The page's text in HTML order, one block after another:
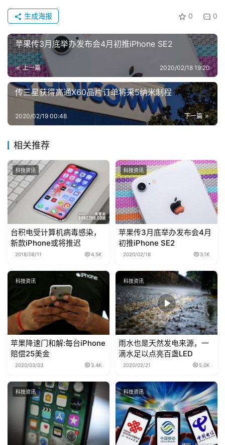
主
机
推
荐
登录
0 0
生成海报
苹果传3月底举办发布会4月初推iPhone SE2
上一篇 2020/02/18 19:20
传三星获得高通X60晶片订单将采5纳米制程
下一篇
2020/02/19 00:48
相关推荐
科技资讯
台积电受计算机病毒感染，
新款iPhone或将推迟
2018/08/11 4.5K
科技资讯
苹果传3月底举办发布会4月
初推iPhone SE2
2020/02/18 3.1K
科技资讯
苹果降速门和解:每台iPhone
赔偿25美金
2020/03/03 3.4K
科技资讯
雨水也是天然发电来源，一
滴水足以点亮百盏LED
2020/02/21 5.0K
科技资讯 科技资讯